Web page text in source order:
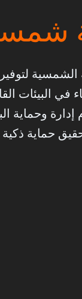
في البيئات
حماية